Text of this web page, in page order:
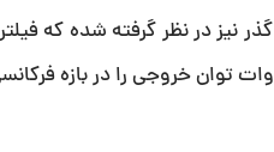
میکند تا در حالت پل زنی بتوان همه ی 170